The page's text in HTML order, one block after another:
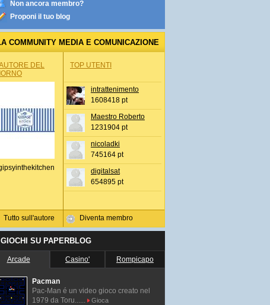
Non ancora membro?
Proponi il tuo blog
COMMUNITY MEDIA E COMUNICAZIONE
DEL
Tutto sull'autore
TOP UTENTI
intrattenimento
1608418 pt
Maestro Roberto
1231904 pt
nicoladki
745164 pt
digitalsat
654895 pt
Diventa membro
I GIOCHI SU PAPERBLOG
Arcade Casino' Rompicapo
Pacman
Pac-Man é un video gioco creato nel
1979 da Toru......
Gioca